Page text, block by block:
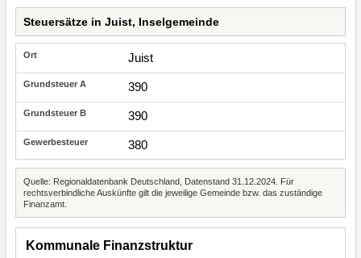
Steuersätze in Juist, Inselgemeinde
Juist
390
390
380
Quelle: Regionaldatenbank Deutschland, Datenstand 31.12.2024. Für
rechtsverbindliche Auskünfte gilt die jeweilige Gemeinde bzw. das zuständige
Finanzamt.
Kommunale Finanzstruktur